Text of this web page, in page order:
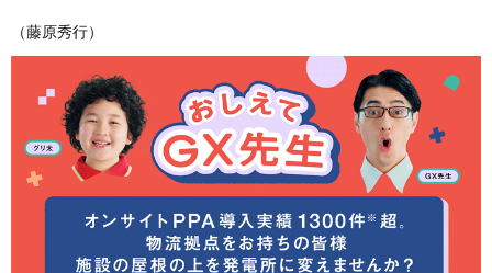
（藤原秀行）